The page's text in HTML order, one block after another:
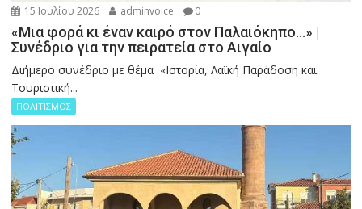
15 Ιουλίου 2026 adminvoice 0
«Μια φορά κι έναν καιρό στον Παλαιόκηπο…» |
Συνέδριο για την πειρατεία στο Αιγαίο
Διήμερο συνέδριο με θέμα «Ιστορία, Λαϊκή Παράδοση και
Τουριστική...
ΠΟΛΙΤΙΣΜΟΣ